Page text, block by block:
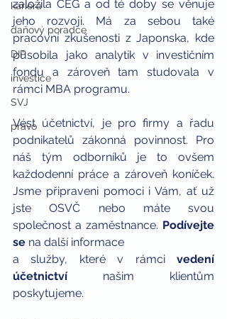
kariéra
daňový poradce
DIP
investice
SVJ
právo
založila CEG a od té doby se věnuje
jeho rozvoji. Má za sebou také
pracovní zkušenosti z Japonska, kde
působila jako analytik v investičním
fondu a zároveň tam studovala v
rámci MBA programu.
Vést účetnictví, je pro firmy a řadu
podnikatelů zákonná povinnost. Pro
náš tým odborníků je to ovšem
každodenní práce a zároveň koníček.
Jsme připraveni pomoci i Vám, ať už
jste OSVČ nebo máte svou
společnost a zaměstnance. Podívejte
se na další informace
a služby, které v rámci vedení
účetnictví našim klientům
poskytujeme.